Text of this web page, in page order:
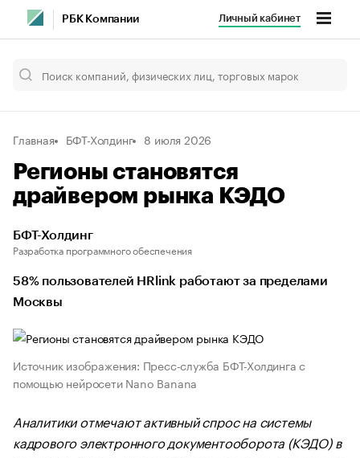
РБК Компании Личный кабинет
Главная БФТ-Холдинг 8 июля 2026
Регионы становятся
драйвером рынка КЭДО
БФТ-Холдинг
Разработка программного обеспечения
58% пользователей HRlink работают за пределами
Москвы
Источник изображения: Пресс-служба БФТ-Холдинга с
помощью нейросети Nano Banana
Аналитики отмечают активный спрос на системы
кадрового электронного документооборота (КЭДО) в